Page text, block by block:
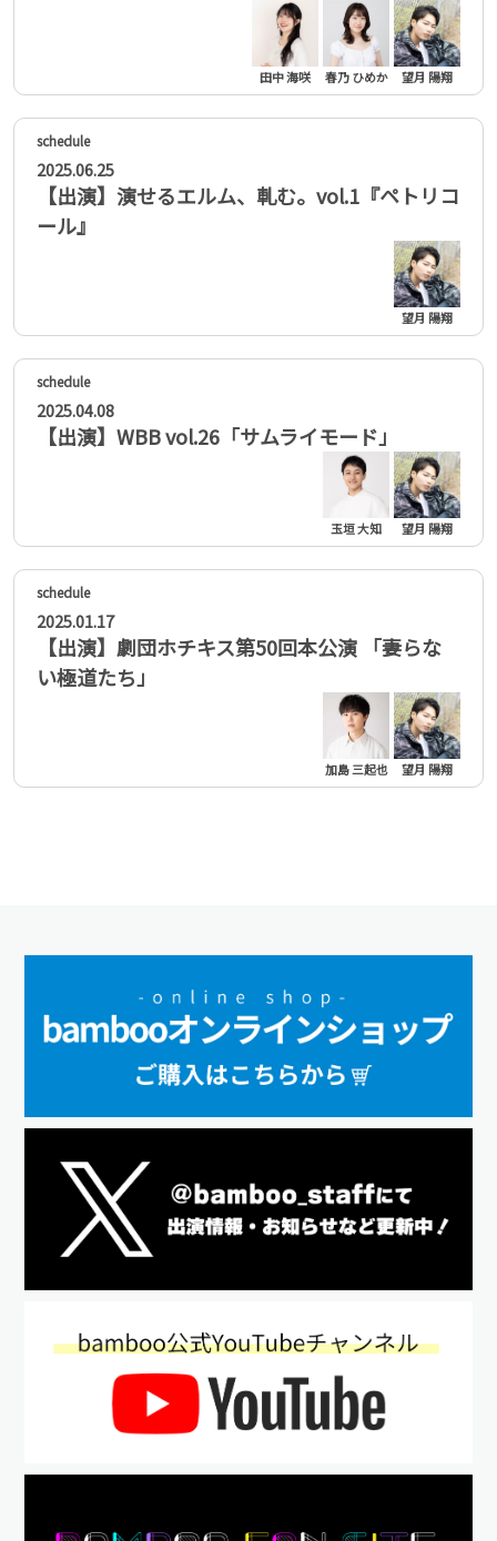
田中 海咲 春乃 ひめか 望月 陽翔
2025.06.25
【出演】演せるエルム、軋む。vol.1『ペトリコ
ール』
望月 陽翔
2025.04.08
【出演】WBB vol.26「サムライモード」
玉垣 大知 望月 陽翔
2025.01.17
【出演】劇団ホチキス第50回本公演 「妻らな
い極道たち」
加島 三起也 望月 陽翔